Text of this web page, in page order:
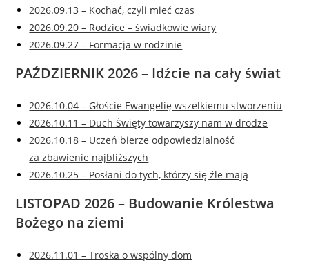
2026.09.13 – Kochać, czyli mieć czas
2026.09.20 – Rodzice – świadkowie wiary
2026.09.27 – Formacja w rodzinie
PAŹDZIERNIK 2026 – Idźcie na cały świat
2026.10.04 – Głoście Ewangelię wszelkiemu stworzeniu
2026.10.11 – Duch Święty towarzyszy nam w drodze
2026.10.18 – Uczeń bierze odpowiedzialność
za zbawienie najbliższych
2026.10.25 – Posłani do tych, którzy się źle mają
LISTOPAD 2026 – Budowanie Królestwa
Bożego na ziemi
2026.11.01 – Troska o wspólny dom